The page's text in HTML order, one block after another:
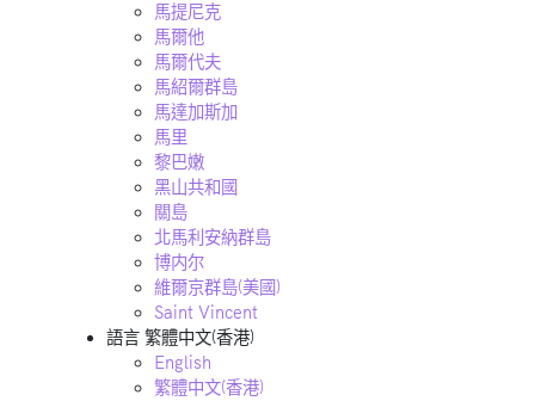
馬提尼克
馬爾他
馬爾代夫
馬紹爾群島
馬達加斯加
馬里
黎巴嫩
黑山共和國
關島
北馬利安納群島
博内尔
維爾京群島(美國)
Saint Vincent
語言 繁體中文(香港)
English
繁體中文(香港)